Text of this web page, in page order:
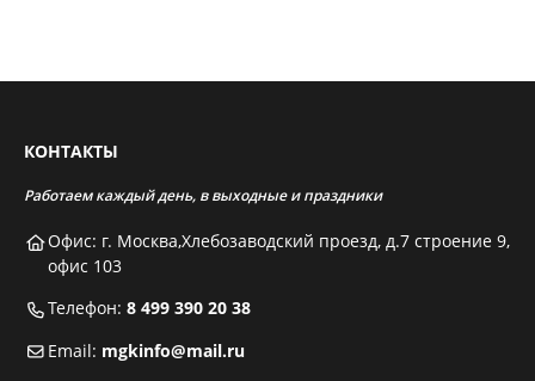
КОНТАКТЫ
Работаем каждый день, в выходные и праздники
Офис: г. Москва,Хлебозаводский проезд, д.7 строение 9,
офис 103
Телефон: 8 499 390 20 38
Email: mgkinfo@mail.ru